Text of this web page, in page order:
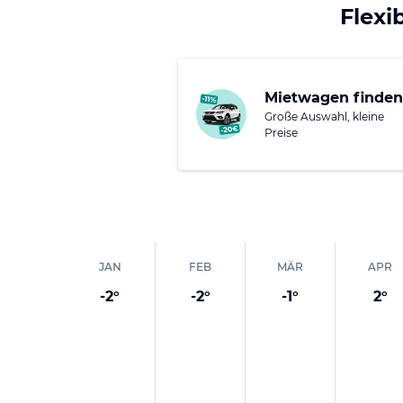
Zahlreiche
Veranstaltungen –
und Musikfestivals
Brenta in Borgo
Mietwagen finden
Große Auswahl, kleine
Preise
JAN
-2°
FEB
-2°
MÄR
-1°
APR
2°